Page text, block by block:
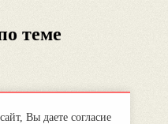
теме
Вы даете согласие